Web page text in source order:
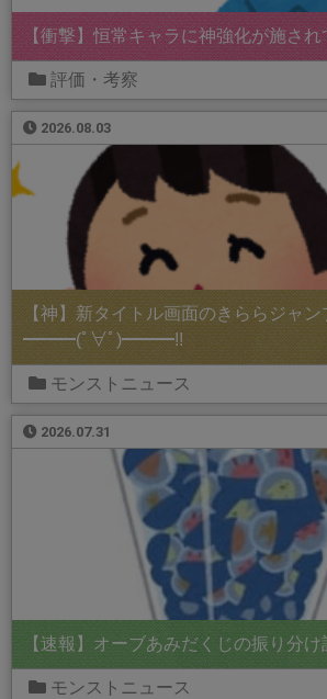
【衝撃】恒常キャラに神強化が施さ
評価・考察
2026.08.03
【神】新タイトル画面のきららジャン
━━━(ﾟ∀ﾟ)━━━!!
モンストニュース
2026.07.31
【速報】オーブあみだくじの振り分け
モンストニュース